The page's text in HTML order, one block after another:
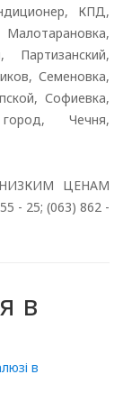
КПД,
Семеновка,
Софиевка,
Чечня,
ЦЕНАМ
- 25; (063) 862 -
в
в